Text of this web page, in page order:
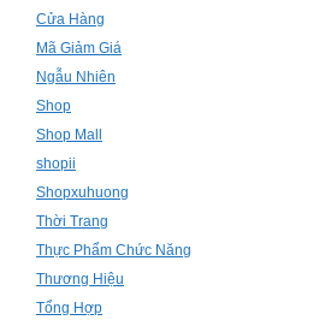
Cửa Hàng
Mã Giảm Giá
Ngẫu Nhiên
Shop
Shop Mall
shopii
Shopxuhuong
Thời Trang
Thực Phẩm Chức Năng
Thương Hiệu
Tổng Hợp